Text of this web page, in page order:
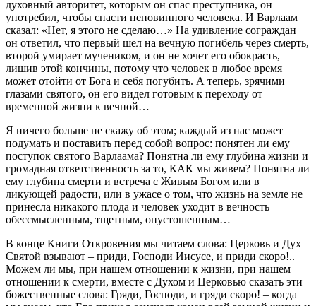
духовный авторитет, которым он спас преступника, он
употребил, чтобы спасти неповинного человека. И Варлаам
сказал: «Нет, я этого не сделаю…» На удивление сограждан
он ответил, что первый шел на вечную погибель через смерть,
второй умирает мучеником, и он не хочет его обокрасть,
лишив этой кончины, потому что человек в любое время
может отойти от Бога и себя погубить. А теперь, зрячими
глазами святого, он его видел готовым к переходу от
временной жизни к вечной…
Я ничего больше не скажу об этом; каждый из нас может
подумать и поставить перед собой вопрос: понятен ли ему
поступок святого Варлаама? Понятна ли ему глубина жизни и
громадная ответственность за то, КАК мы живем? Понятна ли
ему глубина смерти и встреча с Живым Богом или в
ликующей радости, или в ужасе о том, что жизнь на земле не
принесла никакого плода и человек уходит в вечность
обессмысленным, тщетным, опустошенным…
В конце Книги Откровения мы читаем слова: Церковь и Дух
Святой взывают – приди, Господи Иисусе, и приди скоро!..
Можем ли мы, при нашем отношении к жизни, при нашем
отношении к смерти, вместе с Духом и Церковью сказать эти
божественные слова: Гряди, Господи, и гряди скоро! – когда